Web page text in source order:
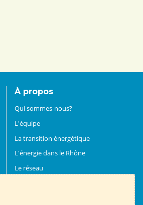
À propos
Qui sommes-nous?
L'équipe
La transition énergétique
L'énergie dans le Rhône
Le réseau